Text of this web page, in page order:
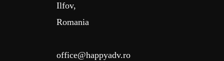
Ilfov,
Romania
office@happyadv.ro